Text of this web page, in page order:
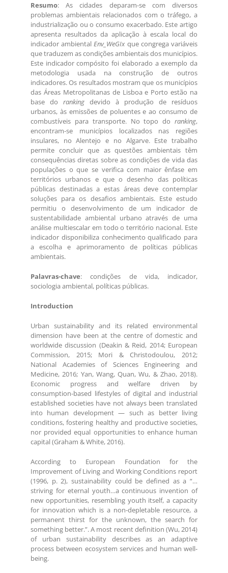
Resumo: As cidades deparam-se com diversos
problemas ambientais relacionados com o tráfego, a
industrialização ou o consumo exacerbado. Este artigo
apresenta resultados da aplicação à escala local do
indicador ambientalEnv_WeGIxque congrega variáveis
que traduzem as condições ambientais dos municípios.
Este indicador compósito foi elaborado a exemplo da
metodologia usada na construção de outros
indicadores. Os resultados mostram que os municípios
das Áreas Metropolitanas de Lisboa e Porto estão na
base do ranking devido à produção de resíduos
urbanos, às emissões de poluentes e ao consumo de
combustíveis para transporte. No topo do ranking,
encontram-se municípios localizados nas regiões
insulares, no Alentejo e no Algarve. Este trabalho
permite concluir que as questões ambientais têm
consequências diretas sobre as condições de vida das
populações o que se verifica com maior ênfase em
territórios urbanos e que o desenho das políticas
públicas destinadas a estas áreas deve contemplar
soluções para os desafios ambientais. Este estudo
permitiu o desenvolvimento de um indicador de
sustentabilidade ambiental urbano através de uma
análise multiescalar em todo o território nacional. Este
indicador disponibiliza conhecimento qualificado para
a escolha e aprimoramento de políticas públicas
ambientais.
Palavras-chave: condições de vida, indicador,
sociologia ambiental, políticas públicas.
Introduction
Urban sustainability and its related environmental
dimension have been at the centre of domestic and
worldwide discussion (Deakin & Reid, 2014; European
Commission, 2015; Mori & Christodoulou, 2012;
National Academies of Sciences Engineering and
Medicine, 2016; Yan, Wang, Quan, Wu, & Zhao, 2018).
Economic progress and welfare driven by
consumption-based lifestyles of digital and industrial
established societies have not always been translated
into human development — such as better living
conditions, fostering healthy and productive societies,
nor provided equal opportunities to enhance human
capital (Graham & White, 2016).
According to European Foundation for the
Improvement of Living and Working Conditions report
(1996, p. 2), sustainability could be defined as a “…
striving for eternal youth…a continuous invention of
new opportunities, resembling youth itself, a capacity
for innovation which is a non-depletable resource, a
permanent thirst for the unknown, the search for
something better.”. A most recent definition (Wu, 2014)
of urban sustainability describes as an adaptive
process between ecosystem services and human well-
being.